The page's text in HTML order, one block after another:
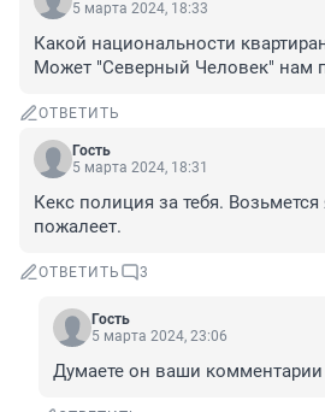
5 марта 2024, 18:33
Какой национальности
Может "Северный Человек" нам
ОТВЕТИТЬ
Гость
5 марта 2024, 18:31
Кекс полиция за тебя.
пожалеет.
ОТВЕТИТЬ 3
Гость
5 марта 2024, 23:06
Думаете он ваши комментарии